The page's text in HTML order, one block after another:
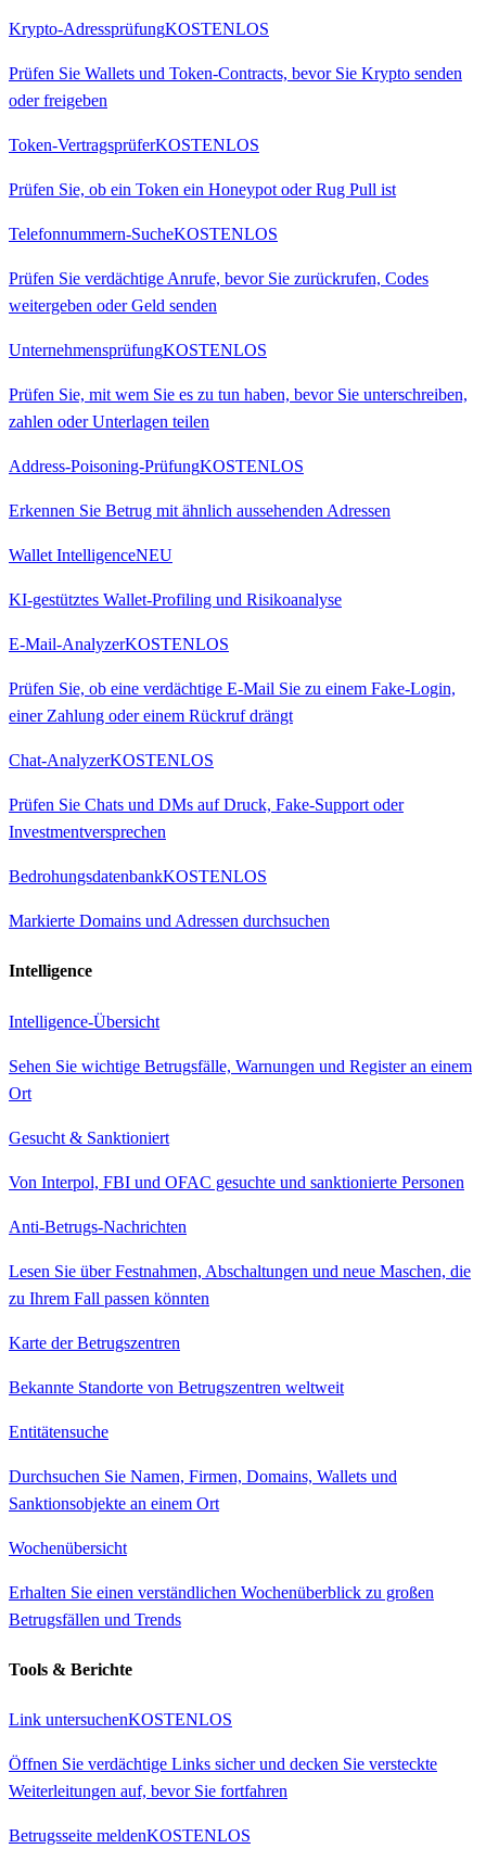
Krypto-AdressprüfungKOSTENLOS
Prüfen Sie Wallets und Token-Contracts, bevor Sie Krypto senden
oder freigeben
Token-VertragsprüferKOSTENLOS
Prüfen Sie, ob ein Token ein Honeypot oder Rug Pull ist
Telefonnummern-SucheKOSTENLOS
Prüfen Sie verdächtige Anrufe, bevor Sie zurückrufen, Codes
weitergeben oder Geld senden
UnternehmensprüfungKOSTENLOS
Prüfen Sie, mit wem Sie es zu tun haben, bevor Sie unterschreiben,
zahlen oder Unterlagen teilen
Address-Poisoning-PrüfungKOSTENLOS
Erkennen Sie Betrug mit ähnlich aussehenden Adressen
Wallet IntelligenceNEU
KI-gestütztes Wallet-Profiling und Risikoanalyse
E-Mail-AnalyzerKOSTENLOS
Prüfen Sie, ob eine verdächtige E-Mail Sie zu einem Fake-Login,
einer Zahlung oder einem Rückruf drängt
Chat-AnalyzerKOSTENLOS
Prüfen Sie Chats und DMs auf Druck, Fake-Support oder
Investmentversprechen
BedrohungsdatenbankKOSTENLOS
Markierte Domains und Adressen durchsuchen
Intelligence
Intelligence-Übersicht
Sehen Sie wichtige Betrugsfälle, Warnungen und Register an einem
Ort
Gesucht & Sanktioniert
Von Interpol, FBI und OFAC gesuchte und sanktionierte Personen
Anti-Betrugs-Nachrichten
Lesen Sie über Festnahmen, Abschaltungen und neue Maschen, die
zu Ihrem Fall passen könnten
Karte der Betrugszentren
Bekannte Standorte von Betrugszentren weltweit
Entitätensuche
Durchsuchen Sie Namen, Firmen, Domains, Wallets und
Sanktionsobjekte an einem Ort
Wochenübersicht
Erhalten Sie einen verständlichen Wochenüberblick zu großen
Betrugsfällen und Trends
Tools & Berichte
Link untersuchenKOSTENLOS
Öffnen Sie verdächtige Links sicher und decken Sie versteckte
Weiterleitungen auf, bevor Sie fortfahren
Betrugsseite meldenKOSTENLOS